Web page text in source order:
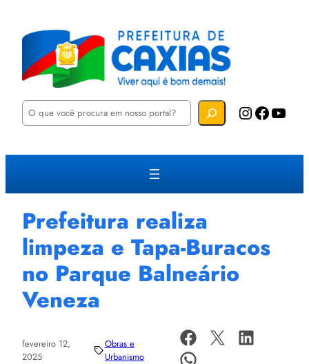
P
u
a
Instagram Facebook YouTube
Prefeitura realiza
limpeza e Tapa-Buracos
no Parque Balneário
Veneza
fevereiro 12,
2025
Obras e
Urbanismo